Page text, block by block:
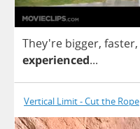
They're bigger, faster,
experienced...
Vertical Limit - Cut the Rope